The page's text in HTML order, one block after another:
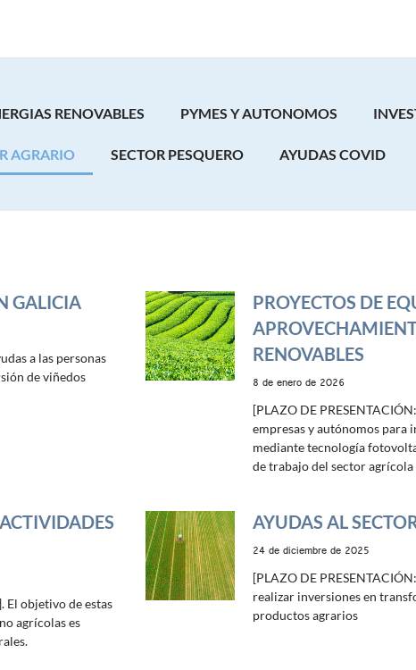
RENOVABLES PYMES Y AUTONOMOS
AGRARIO SECTOR PESQUERO AYUDAS COVID
GALICIA
a las personas
de viñedos
PROYECTOS DE
RENOVABLES
8 de enero de 2026
[PLAZO DE
empresas y autónomos para
mediante tecnología
de trabajo del sector
El objetivo de estas
agrícolas es
AYUDAS AL
24 de diciembre de 2025
[PLAZO DE
realizar inversiones en
productos agrarios